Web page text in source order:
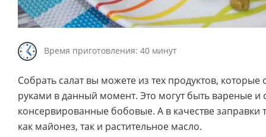
Время приготовления: 40 минут
Собрать салат вы можете из тех продуктов, которые
руками в данный момент. Это могут быть вареные
консервированные бобовые. А в качестве заправки
как майонез, так и растительное масло.